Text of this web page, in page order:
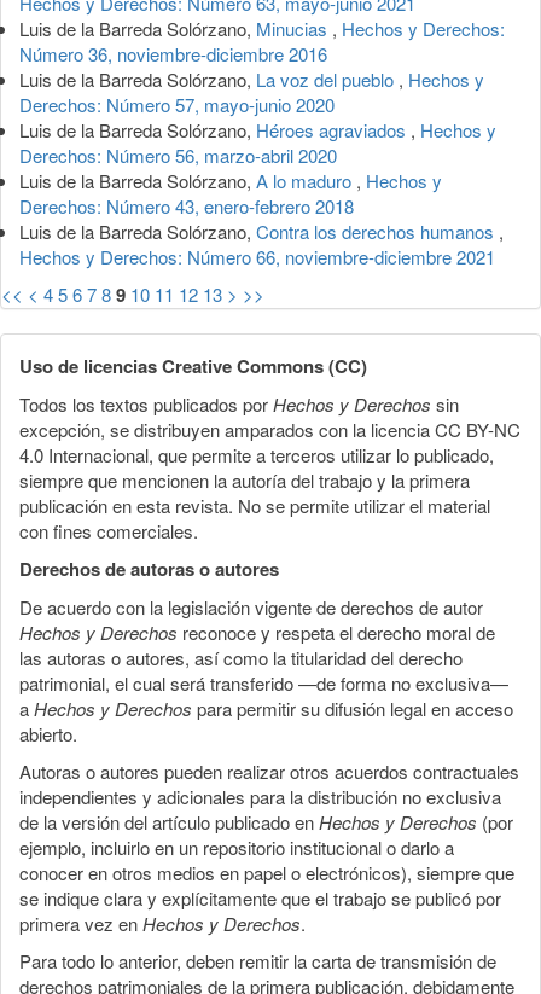
Luis de la Barreda Solórzano, Minucias , Hechos y Derechos:
Número 36, noviembre-diciembre 2016
Luis de la Barreda Solórzano, La voz del pueblo , Hechos y
Derechos: Número 57, mayo-junio 2020
Luis de la Barreda Solórzano, Héroes agraviados , Hechos y
Derechos: Número 56, marzo-abril 2020
Luis de la Barreda Solórzano, A lo maduro , Hechos y
Derechos: Número 43, enero-febrero 2018
Luis de la Barreda Solórzano, Contra los derechos humanos ,
Hechos y Derechos: Número 66, noviembre-diciembre 2021
<< < 456789 10 11 12 13 > >>
Uso de licencias Creative Commons (CC)
Todos los textos publicados porHechos y Derechos sin
excepción, se distribuyen amparados con la licencia CC BY-NC
4.0 Internacional, que permite a terceros utilizar lo publicado,
siempre que mencionen la autoría del trabajo y la primera
publicación en esta revista. No se permite utilizar el material
con fines comerciales.
Derechos de autoras o autores
De acuerdo con la legislación vigente de derechos de autor
Hechos y Derechos reconoce y respeta el derecho moral de
las autoras o autores, así como la titularidad del derecho
patrimonial, el cual será transferido —de forma no exclusiva—
aHechos y Derechos para permitir su difusión legal en acceso
abierto.
Autoras o autores pueden realizar otros acuerdos contractuales
independientes y adicionales para la distribución no exclusiva
de la versión del artículo publicado enHechos y Derechos (por
ejemplo, incluirlo en un repositorio institucional o darlo a
conocer en otros medios en papel o electrónicos), siempre que
se indique clara y explícitamente que el trabajo se publicó por
primera vez enHechos y Derechos.
Para todo lo anterior, deben remitir la carta de transmisión de
derechos patrimoniales de la primera publicación, debidamente